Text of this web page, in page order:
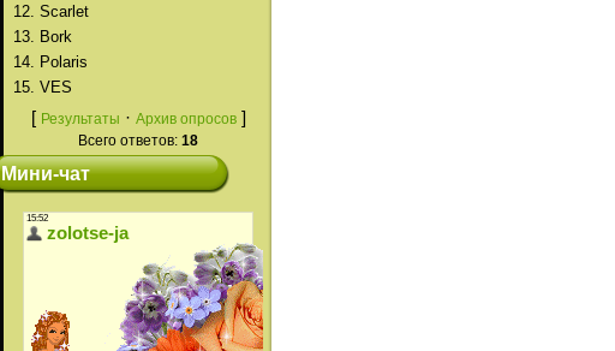
12. Scarlet
13.
Bork
14.
Polaris
15. VES
[ Результаты · Архив опросов]
Всего ответов: 18
Мини-чат